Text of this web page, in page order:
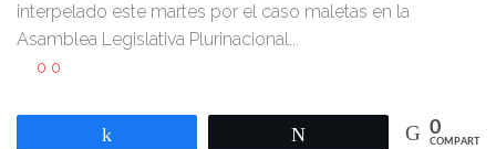
interpelado este martes por el caso maletas en la
Asamblea Legislativa Plurinacional...
0 0
0
COMPARTIR